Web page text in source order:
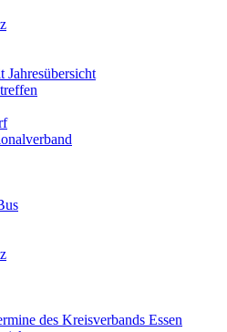
Jahresübersicht
des Kreisverbands Essen